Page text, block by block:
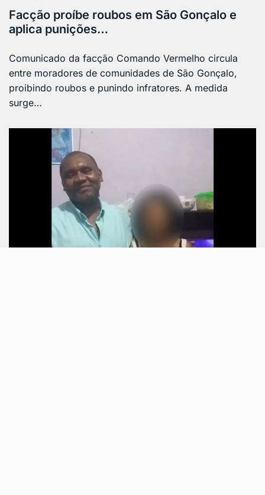
Facção proíbe roubos em São Gonçalo e
aplica punições…
Comunicado da facção Comando Vermelho circula
entre moradores de comunidades de São Gonçalo,
proibindo roubos e punindo infratores. A medida
surge…